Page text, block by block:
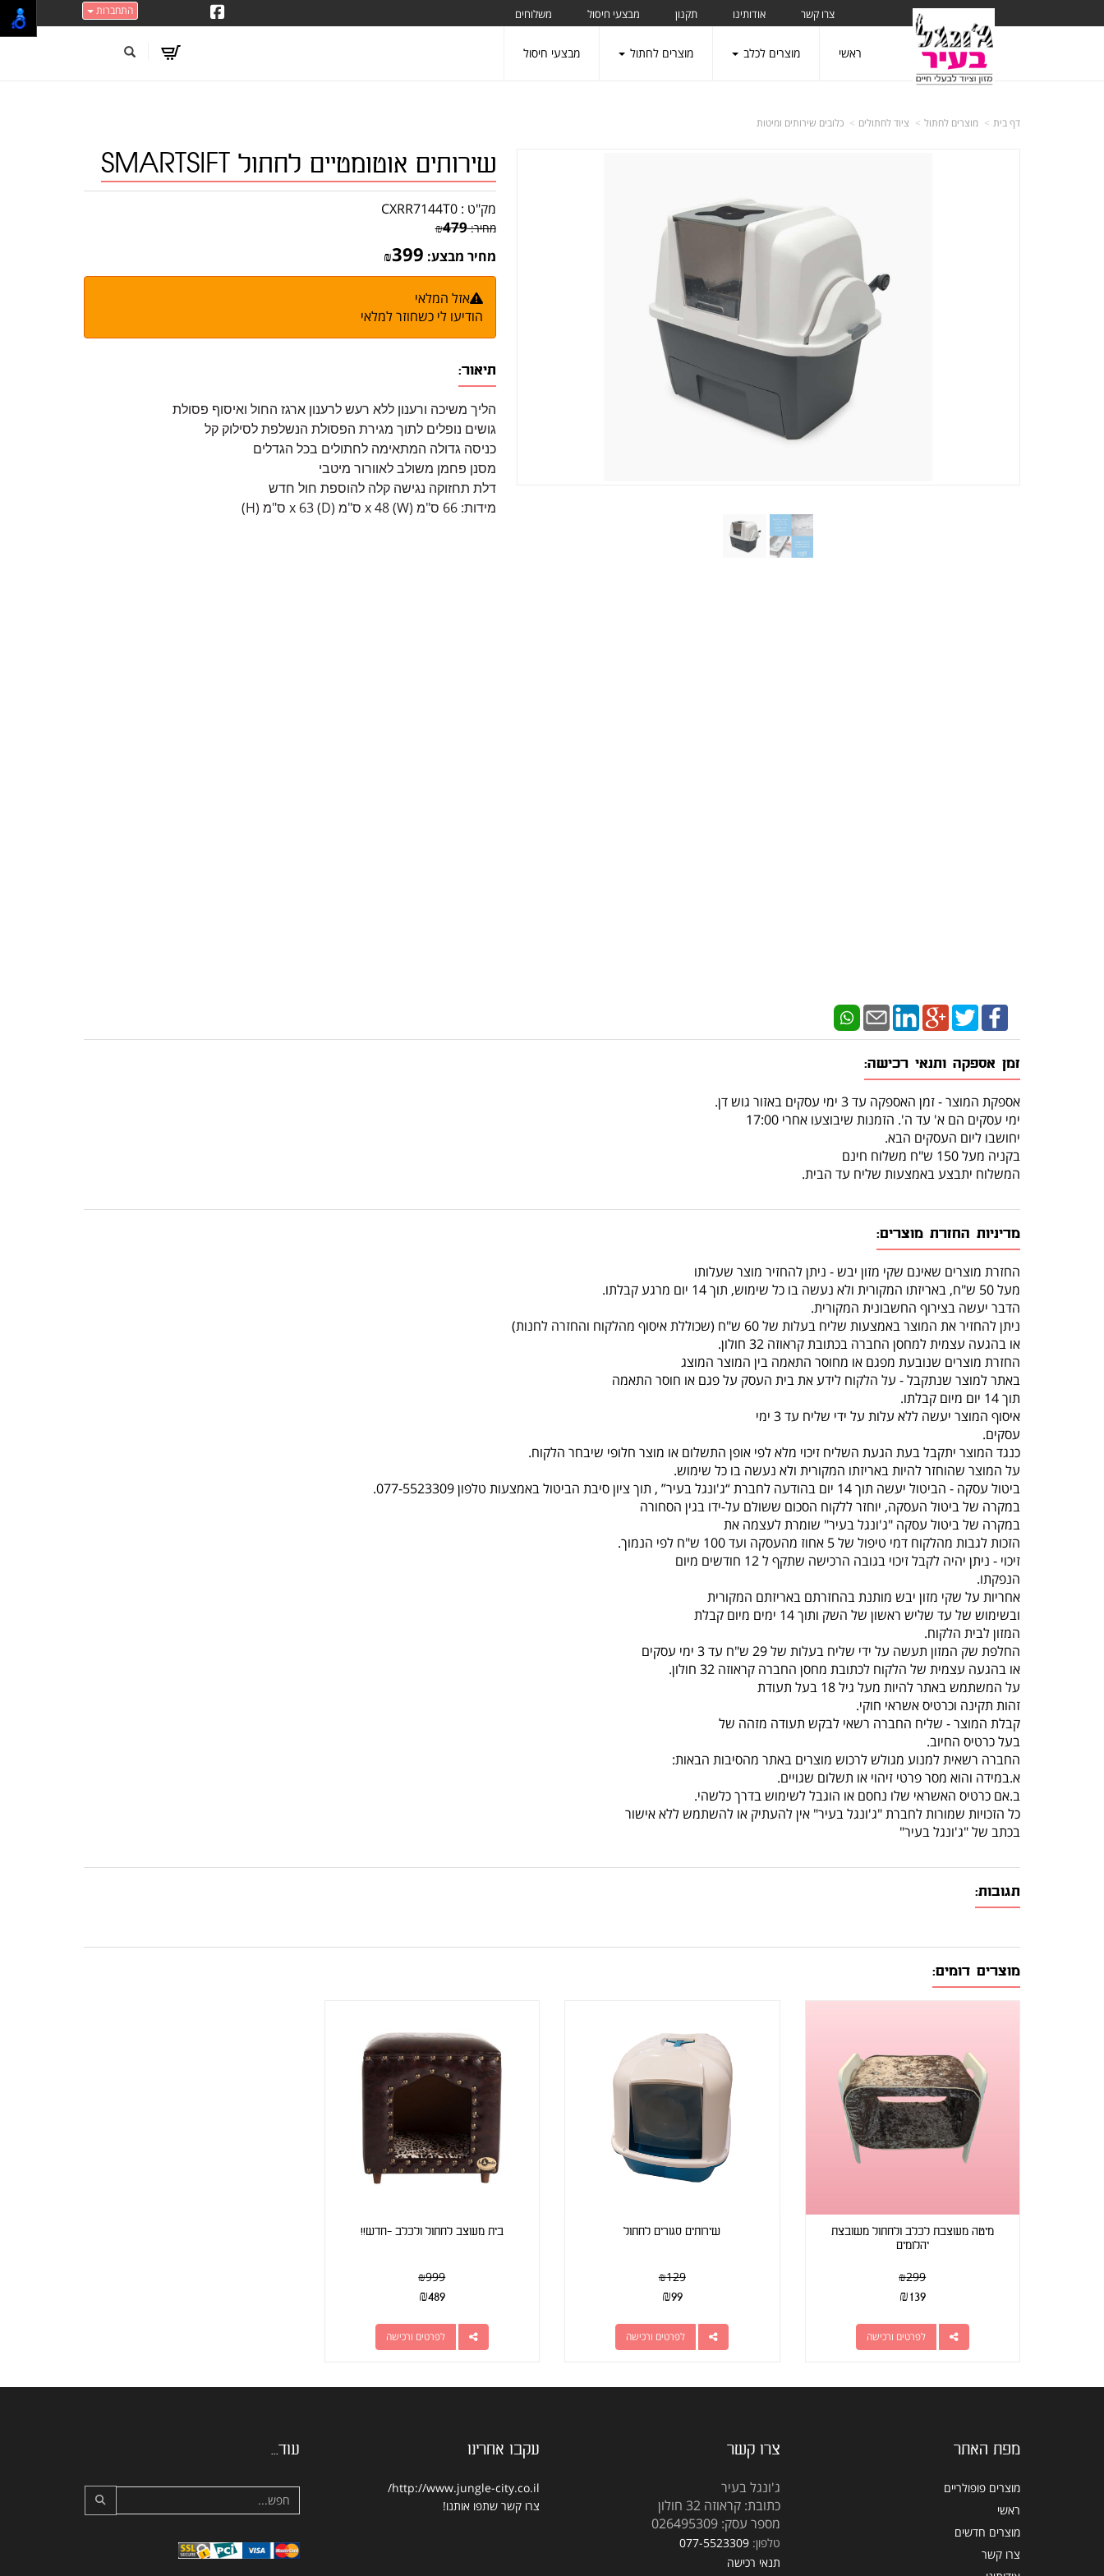
התחברות צרו קשר אודותינו תקנון מבצעי חיסול משלוחים
ראשי מוצרים לכלב מוצרים לחתול מבצעי חיסול
דף בית מוצרים לחתול ציוד לחתולים כלובים שירותים ומיטות
שירותים אוטומטיים לחתול SMARTSIFT
מק"ט :CXRR7144T0
מחיר: ₪479
מחיר מבצע: ₪399
אזל המלאי
הודיעו לי כשחוזר למלאי
תיאור:
הליך משיכה ורענון ללא רעש לרענון ארגז החול ואיסוף פסולת
גושים נופלים לתוך מגירת הפסולת הנשלפת לסילוק קל
כניסה גדולה המתאימה לחתולים בכל הגדלים
מסנן פחמן משולב לאוורור מיטבי
דלת תחזוקה נגישה קלה להוספת חול חדש
מידות: 66 ס"מ (W) x 48 ס"מ (D) x 63 ס"מ (H)
זמן אספקה ותנאי רכישה:
אספקת המוצר - זמן האספקה עד 3 ימי עסקים באזור גוש דן.
ימי עסקים הם א' עד ה'. הזמנות שיבוצעו אחרי 17:00
יחושבו ליום העסקים הבא.
בקניה מעל 150 ש"ח משלוח חינם
המשלוח יתבצע באמצעות שליח עד הבית.
מדיניות החזרת מוצרים:
החזרת מוצרים שאינם שקי מזון יבש - ניתן להחזיר מוצר שעלותו
מעל 50 ש"ח, באריזתו המקורית ולא נעשה בו כל שימוש, תוך 14 יום מרגע קבלתו.
הדבר יעשה בצירוף החשבונית המקורית.
ניתן להחזיר את המוצר באמצעות שליח בעלות של 60 ש"ח (שכוללת איסוף מהלקוח והחזרה לחנות)
או בהגעה עצמית למחסן החברה בכתובת קראוזה 32 חולון.
החזרת מוצרים שנובעת מפגם או מחוסר התאמה בין המוצר המוצג
באתר למוצר שנתקבל - על הלקוח לידע את בית העסק על פגם או חוסר התאמה
תוך 14 יום מיום קבלתו.
איסוף המוצר יעשה ללא עלות על ידי שליח עד 3 ימי
עסקים.
כנגד המוצר יתקבל בעת הגעת השליח זיכוי מלא לפי אופן התשלום או מוצר חלופי שיבחר הלקוח.
על המוצר שהוחזר להיות באריזתו המקורית ולא נעשה בו כל שימוש.
ביטול עסקה - הביטול יעשה תוך 14 יום בהודעה לחברת “ג'ונגל בעיר” , תוך ציון סיבת הביטול באמצעות טלפון 077-5523309.
במקרה של ביטול העסקה, יוחזר ללקוח הסכום ששולם על-ידו בגין הסחורה
במקרה של ביטול עסקה "ג'ונגל בעיר" שומרת לעצמה את
הזכות לגבות מהלקוח דמי טיפול של 5 אחוז מהעסקה ועד 100 ש"ח לפי הנמוך.
זיכוי - ניתן יהיה לקבל זיכוי בגובה הרכישה שתקף ל 12 חודשים מיום
הנפקתו.
אחריות על שקי מזון יבש מותנת בהחזרתם באריזתם המקורית
ובשימוש של עד שליש ראשון של השק ותוך 14 ימים מיום קבלת
המזון לבית הלקוח.
החלפת שק המזון תעשה על ידי שליח בעלות של 29 ש"ח עד 3 ימי עסקים
או בהגעה עצמית של הלקוח לכתובת מחסן החברה קראוזה 32 חולון.
על המשתמש באתר להיות מעל גיל 18 בעל תעודת
זהות תקינה וכרטיס אשראי חוקי.
קבלת המוצר - שליח החברה רשאי לבקש תעודה מזהה של
בעל כרטיס החיוב.
החברה רשאית למנוע מגולש לרכוש מוצרים באתר מהסיבות הבאות:
א.במידה והוא מסר פרטי זיהוי או תשלום שגויים.
ב.אם כרטיס האשראי שלו נחסם או הוגבל לשימוש בדרך כלשהי.
כל הזכויות שמורות לחברת "ג'ונגל בעיר" אין להעתיק או להשתמש ללא אישור
בכתב של "ג'ונגל בעיר"
תגובות:
מוצרים דומים:
מיטה מעוצבת לכלב ולחתול משובצת
יהלומים
₪299
₪139
לפרטים ורכישה
שירותים סגורים לחתול
₪129
₪99
לפרטים ורכישה
בית מעוצב לחתול ולכלב -חדש!!
₪999
₪489
לפרטים ורכישה
מפת האתר
מוצרים פופולריים
ראשי
מוצרים חדשים
צרו קשר
צרו קשר
ג'ונגל בעיר
כתובת: קראוזה 32 חולון
מספר עסק: 026495309
טלפון: 077-5523309
תנאי רכישה
עקבו אחרינו
http://www.jungle-city.co.il/
צרו קשר שתפו אותנו!
עוד...